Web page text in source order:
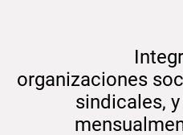
organizaciones
sindicales,